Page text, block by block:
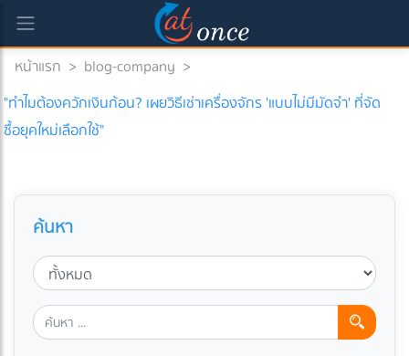
หน้าแรก > blog-company >
"ทำไมต้องควักเงินก้อน? เผยวิธีเช่าเครื่องจักร 'แบบไม่มีมัดจำ' ที่จัด
ซื้อยุคใหม่เลือกใช้"
ค้นหา